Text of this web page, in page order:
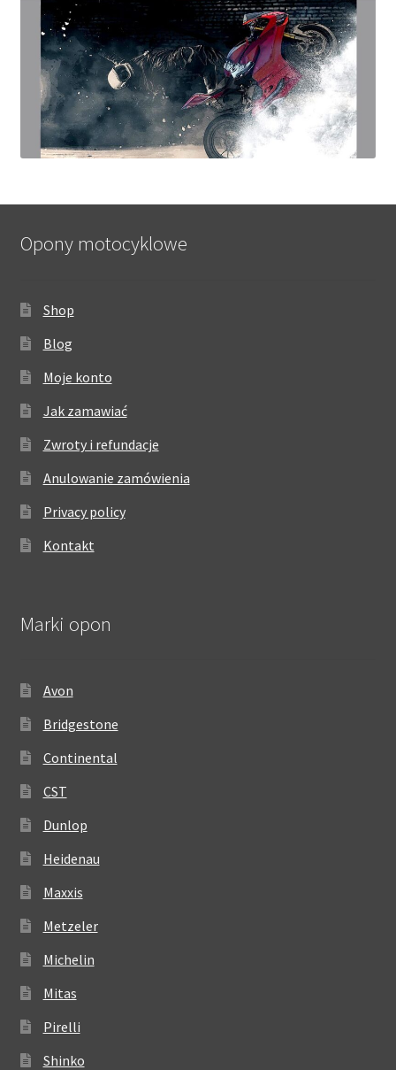
Opony motocyklowe
Shop
Blog
Moje konto
Jak zamawiać
Zwroty i refundacje
Anulowanie zamówienia
Privacy policy
Kontakt
Marki opon
Avon
Bridgestone
Continental
CST
Dunlop
Heidenau
Maxxis
Metzeler
Michelin
Mitas
Pirelli
Shinko